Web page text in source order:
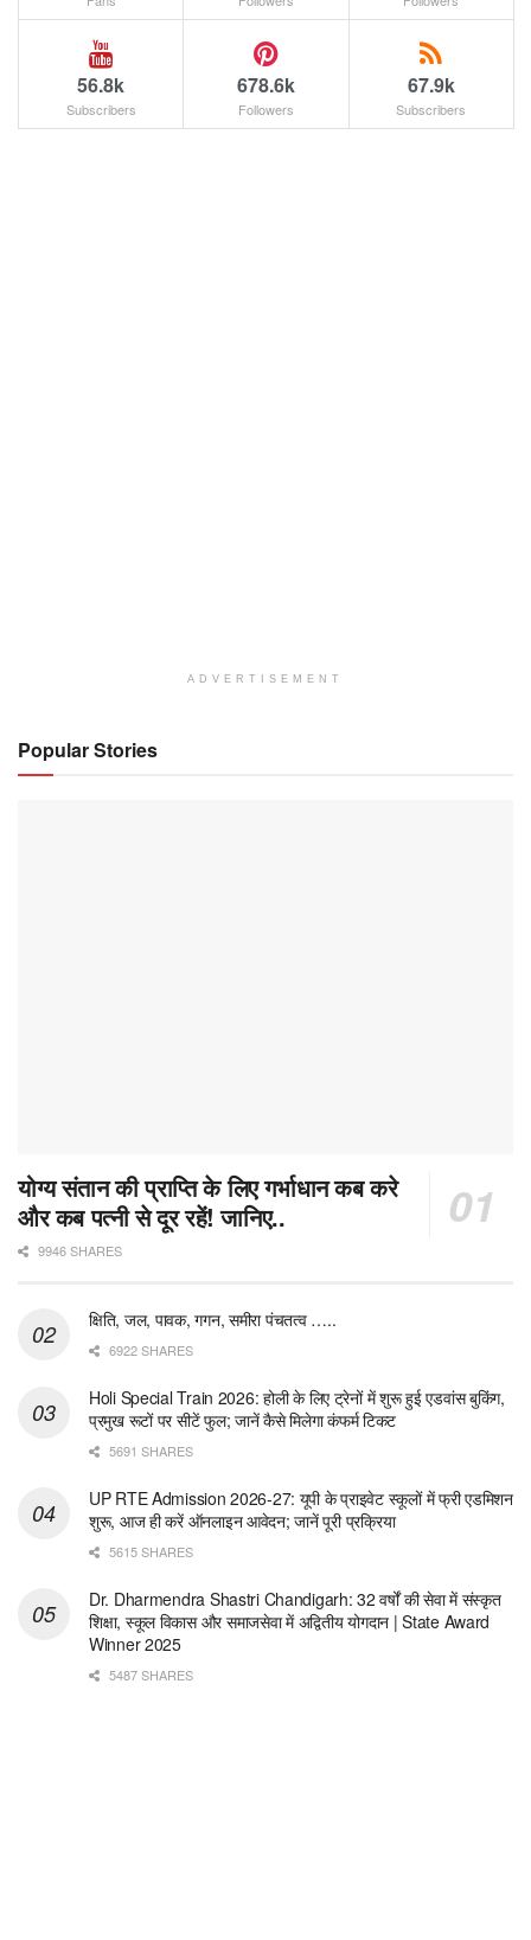
56.8k
Subscribers
678.6k
Followers
67.9k
Subscribers
ADVERTISEMENT
Popular Stories
योग्य संतान की प्राप्ति के लिए गर्भाधान कब करे
और कब पत्नी से दूर रहें! जानिए..
9946 SHARES
क्षिति, जल, पावक, गगन, समीरा पंचतत्व …..
6922 SHARES
Holi Special Train 2026: होली के लिए ट्रेनों में शुरू हुई एडवांस बुकिंग,
प्रमुख रूटों पर सीटें फुल; जानें कैसे मिलेगा कंफर्म टिकट
5691 SHARES
UP RTE Admission 2026-27: यूपी के प्राइवेट स्कूलों में फ्री एडमिशन
शुरू, आज ही करें ऑनलाइन आवेदन; जानें पूरी प्रक्रिया
5615 SHARES
Dr. Dharmendra Shastri Chandigarh: 32 वर्षों की सेवा में संस्कृत
शिक्षा, स्कूल विकास और समाजसेवा में अद्वितीय योगदान | State Award
Winner 2025
5487 SHARES